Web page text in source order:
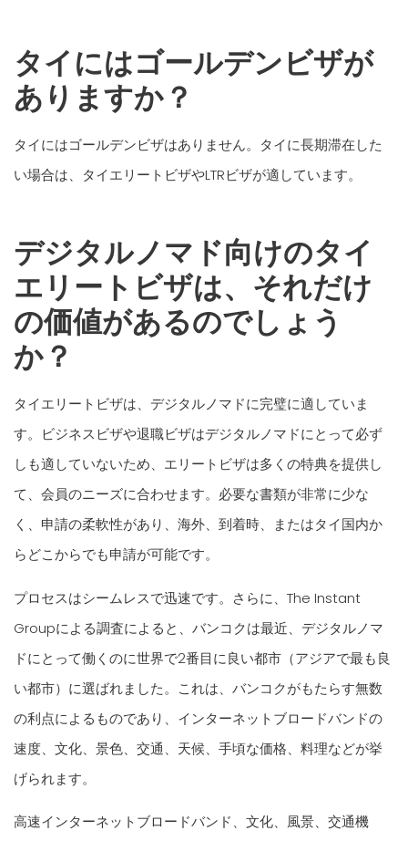
タイにはゴールデンビザが
ありますか？
タイにはゴールデンビザはありません。タイに長期滞在した
い場合は、タイエリートビザやLTRビザが適しています。
デジタルノマド向けのタイ
エリートビザは、それだけ
の価値があるのでしょう
か？
タイエリートビザは、デジタルノマドに完璧に適していま
す。ビジネスビザや退職ビザはデジタルノマドにとって必ず
しも適していないため、エリートビザは多くの特典を提供し
て、会員のニーズに合わせます。必要な書類が非常に少な
く、申請の柔軟性があり、海外、到着時、またはタイ国内か
らどこからでも申請が可能です。
プロセスはシームレスで迅速です。さらに、The Instant
Groupによる調査によると、バンコクは最近、デジタルノマ
ドにとって働くのに世界で2番目に良い都市（アジアで最も良
い都市）に選ばれました。これは、バンコクがもたらす無数
の利点によるものであり、インターネットブロードバンドの
速度、文化、景色、交通、天候、手頃な価格、料理などが挙
げられます。
高速インターネットブロードバンド、文化、風景、交通機